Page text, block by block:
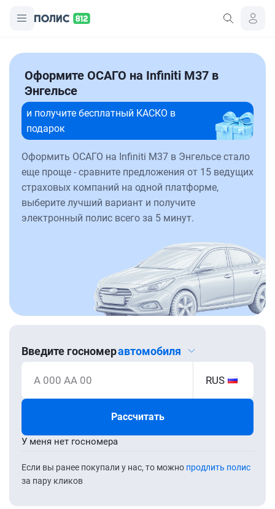
Оформите ОСАГО на Infiniti M37 в
Энгельсе
и получите бесплатный КАСКО в
подарок
Оформить ОСАГО на Infiniti M37 в Энгельсе стало
еще проще - сравните предложения от 15 ведущих
страховых компаний на одной платформе,
выберите лучший вариант и получите
электронный полис всего за 5 минут.
Введите госномеравтомобиля
А 000 АА 00 RUS
Рассчитать
Если вы ранее покупали у нас, то можно продлить полис
за пару кликов
У меня нет госномера